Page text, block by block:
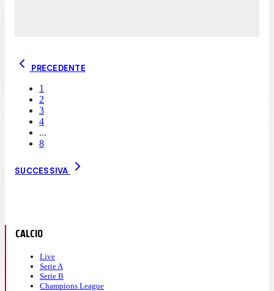
PRECEDENTE
1
2
3
4
...
8
SUCCESSIVA
CALCIO
Live
Serie A
Serie B
Champions League